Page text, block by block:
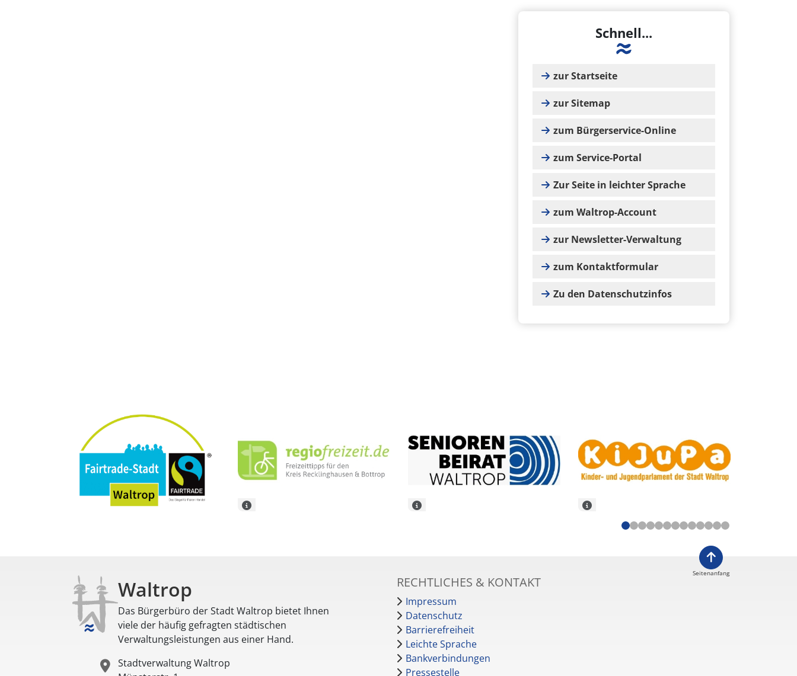
Schnell...
zur Startseite
zur Sitemap
zum Bürgerservice-Online
zum Service-Portal
Zur Seite in leichter Sprache
zum Waltrop-Account
zur Newsletter-Verwaltung
zum Kontaktformular
Zu den Datenschutzinfos
Waltrop
Das Bürgerbüro der Stadt Waltrop bietet Ihnen
viele der häufig gefragten städtischen
Verwaltungsleistungen aus einer Hand.
Stadtverwaltung Waltrop
RECHTLICHES & KONTAKT
Impressum
Datenschutz
Barrierefreiheit
Leichte Sprache
Bankverbindungen
Pressestelle
Seitenanfang